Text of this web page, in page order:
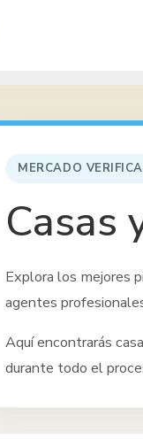
MERCADO
Casas
Explora los mejores
agentes
Aquí encontrarás
durante todo el